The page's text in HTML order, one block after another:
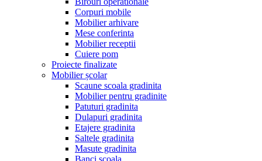
Corpuri mobile
Mobilier arhivare
Mese conferinta
Mobilier receptii
Cuiere pom
Proiecte finalizate
Mobilier școlar
Scaune scoala gradinita
Mobilier pentru gradinite
Patuturi gradinita
Dulapuri gradinita
Etajere gradinita
Saltele gradinita
Masute gradinita
Banci scoala